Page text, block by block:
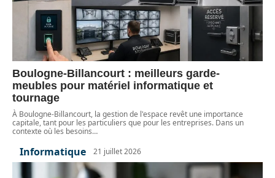
Boulogne-Billancourt : meilleurs garde-
meubles pour matériel informatique et
tournage
À Boulogne-Billancourt, la gestion de l'espace revêt une importance
capitale, tant pour les particuliers que pour les entreprises. Dans un
contexte où les besoins…
Informatique 21 juillet 2026